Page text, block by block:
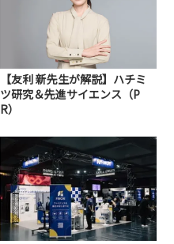
【友利 新先生が解説】ハチミ
ツ研究＆先進サイエンス（P
R）